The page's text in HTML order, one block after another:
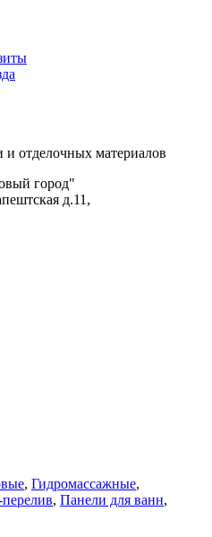
и отделочных материалов
город"
д.11,
, Гидромассажные,
, Панели для ванн,